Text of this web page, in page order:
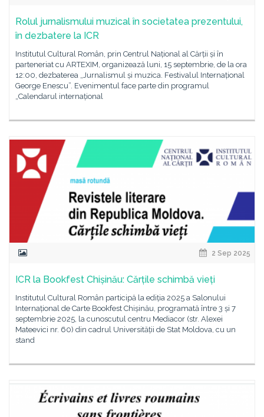
Rolul jurnalismului muzical în societatea prezentului,
în dezbatere la ICR
Institutul Cultural Român, prin Centrul Național al Cărții și în
parteneriat cu ARTEXIM, organizează luni, 15 septembrie, de la ora
12:00, dezbaterea „Jurnalismul și muzica. Festivalul Internațional
George Enescu”. Evenimentul face parte din programul
„Calendarul internațional
2 Sep 2025
ICR la Bookfest Chișinău: Cărțile schimbă vieți
Institutul Cultural Român participă la ediția 2025 a Salonului
Internațional de Carte Bookfest Chișinău, programată între 3 și 7
septembrie 2025, la cunoscutul centru Mediacor (str. Alexei
Mateevici nr. 60) din cadrul Universității de Stat Moldova, cu un
stand